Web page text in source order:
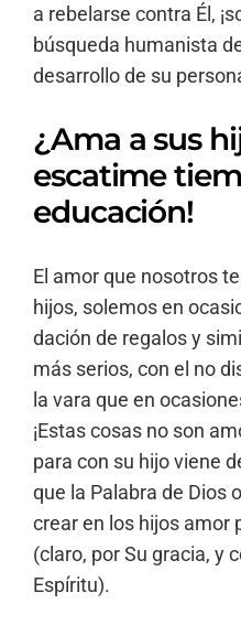
a rebelarse contra Él,
búsqueda humanista
desarrollo de su
¿Ama a sus
escatime
educación!
El amor que nosotros
hijos, solemos en
dación de regalos y
más serios, con el no
la vara que en
¡Estas cosas no son
para con su hijo viene
que la Palabra de Dios
crear en los hijos amor
(claro, por Su gracia, y
Espíritu).